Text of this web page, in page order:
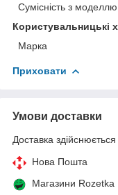
Сумісність з моделлю
Користувальницькі
Марка
Приховати
Умови доставки
Доставка
Нова Пошта
Магазини Rozetka